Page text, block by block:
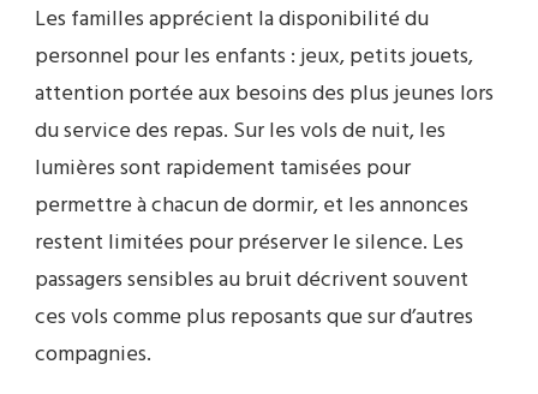
Les familles apprécient la disponibilité du
personnel pour les enfants : jeux, petits jouets,
attention portée aux besoins des plus jeunes lors
du service des repas. Sur les vols de nuit, les
lumières sont rapidement tamisées pour
permettre à chacun de dormir, et les annonces
restent limitées pour préserver le silence. Les
passagers sensibles au bruit décrivent souvent
ces vols comme plus reposants que sur d’autres
compagnies.